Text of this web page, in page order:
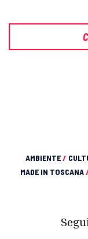
AMBIENTE/
MADE IN TOSCANA